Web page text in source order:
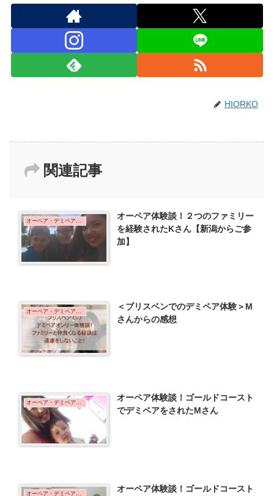
HIORKO
関連記事
オーペア・デミペア体験談
オーペア体験談！２つのファミリー
を経験されたKさん【新潟からご参
加】
オーペア・デミペア体験談
＜ブリスベンでのデミペア体験＞M
さんからの感想
オーペア・デミペア体験談
オーペア体験談！ゴールドコースト
でデミペアをされたMさん
オーペア・デミペア体験談
オーペア体験談！ゴールドコースト